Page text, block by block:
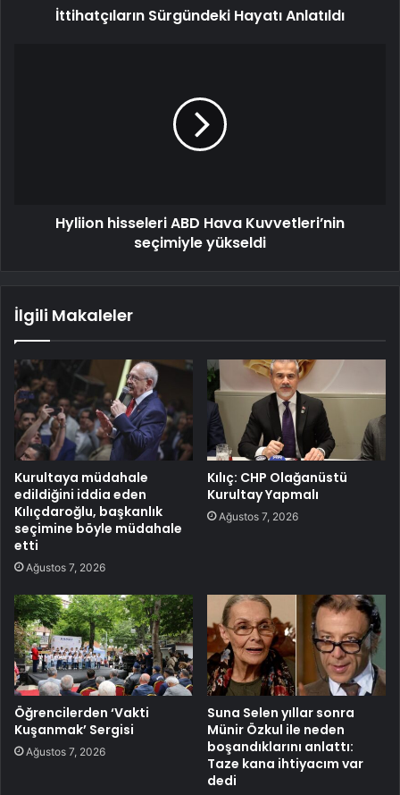
İttihatçıların Sürgündeki Hayatı Anlatıldı
Hyliion hisseleri ABD Hava Kuvvetleri’nin
seçimiyle yükseldi
İlgili Makaleler
Kurultaya müdahale
edildiğini iddia eden
Kılıçdaroğlu, başkanlık
seçimine böyle müdahale
etti
Ağustos 7, 2026
Kılıç: CHP Olağanüstü
Kurultay Yapmalı
Ağustos 7, 2026
Öğrencilerden ‘Vakti
Kuşanmak’ Sergisi
Ağustos 7, 2026
Suna Selen yıllar sonra
Münir Özkul ile neden
boşandıklarını anlattı:
Taze kana ihtiyacım var
dedi